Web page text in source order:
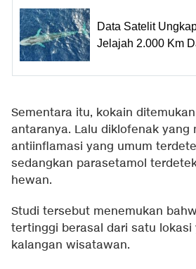
Data Satelit
Jelajah 2.000 Km
Sementara itu, kokain
antaranya. Lalu diklofenak yang
antiinflamasi yang umum
sedangkan parasetamol
hewan.
Studi tersebut menemukan
tertinggi berasal dari satu lokasi
kalangan wisatawan.